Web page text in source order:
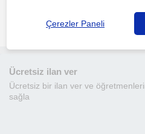
daha fazlasını gör
Ücretsiz ilan ver
Ücretsiz bir ilan ver ve
sağla
Çerezler Paneli